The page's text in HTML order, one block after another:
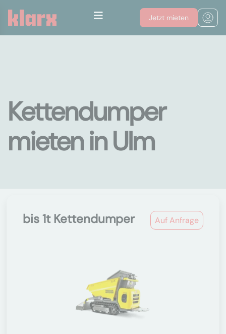
Jetzt mieten
Kettendumper
mieten in Ulm
Auf Anfrage
bis 1t Kettendumper